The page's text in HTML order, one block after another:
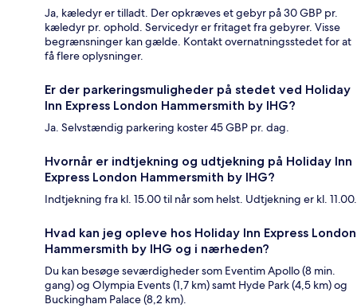
Ja, kæledyr er tilladt. Der opkræves et gebyr på 30 GBP pr.
kæledyr pr. ophold. Servicedyr er fritaget fra gebyrer. Visse
begrænsninger kan gælde. Kontakt overnatningsstedet for at
få flere oplysninger.
Er der parkeringsmuligheder på stedet ved Holiday
Inn Express London Hammersmith by IHG?
Ja. Selvstændig parkering koster 45 GBP pr. dag.
Hvornår er indtjekning og udtjekning på Holiday Inn
Express London Hammersmith by IHG?
Indtjekning fra kl. 15.00 til når som helst. Udtjekning er kl. 11.00.
Hvad kan jeg opleve hos Holiday Inn Express London
Hammersmith by IHG og i nærheden?
Du kan besøge seværdigheder som Eventim Apollo (8 min.
gang) og Olympia Events (1,7 km) samt Hyde Park (4,5 km) og
Buckingham Palace (8,2 km).